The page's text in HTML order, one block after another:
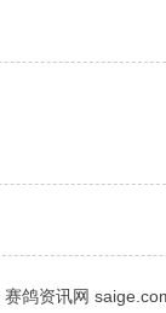
赛鸽资讯网